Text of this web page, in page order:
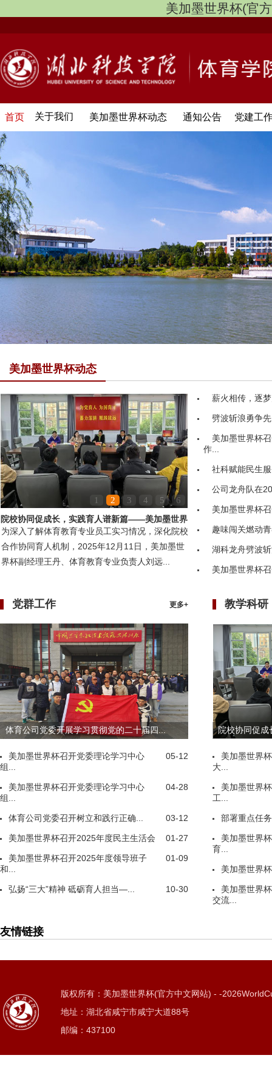
美加墨世界杯(官
首页 关于我们 美加墨世界杯动态 通知公告 党建工
美加墨世界杯动态
1 2 3 4 5
6
院校协同促成长，实践育人谱新篇——美加墨世界
杯领导赴嘉鱼县第...
为深入了解体育教育专业员工实习情况，深化院校
合作协同育人机制，2025年12月11日，美加墨世
界杯副经理王丹、体育教育专业负责人刘远...
薪火相传，逐
劈波斩浪勇争
美加墨世界杯
作...
社科赋能民生
公司龙舟队在
美加墨世界杯
趣味闯关燃动
湖科龙舟劈波
美加墨世界杯
更多+
党群工作
体育公司党委开展学习贯彻党的二十届四...
05-12
美加墨世界杯召开党委理论学习中心
组...
04-28
美加墨世界杯召开党委理论学习中心
组...
03-12
体育公司党委召开树立和践行正确...
01-27
美加墨世界杯召开2025年度民主生活会
01-09
美加墨世界杯召开2025年度领导班子
和...
10-30
弘扬“三大”精神 砥砺育人担当—...
教学科研
院校协同促
美加墨世界
大...
美加墨世界
工...
部署重点任
美加墨世界
育...
美加墨世界
美加墨世界
交流...
友情链接
版权所有：美加墨世界杯(官方中文网站) - -
地址：湖北省咸宁市咸宁大道88号
邮编：437100